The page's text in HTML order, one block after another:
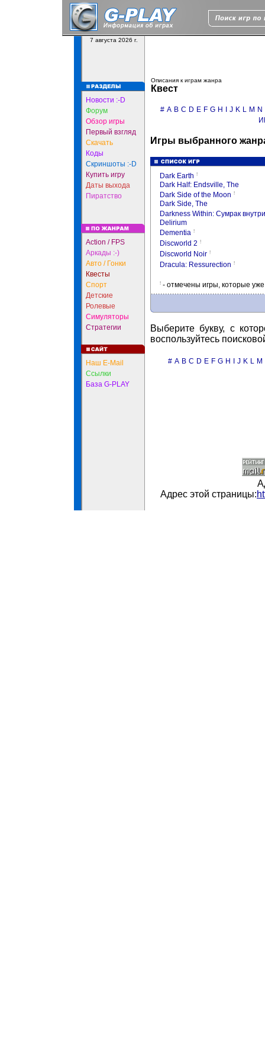
7 августа 2026 г.
Новости :-D
Форум
Обзор игры
Первый взгляд
Скачать
Коды
Скриншоты :-D
Купить игру
Даты выхода
Пиратство
Action / FPS
Аркады :-)
Авто / Гонки
Квесты
Спорт
Детские
Ролевые
Симуляторы
Стратегии
Наш E-Mail
Ссылки
База G-PLAY
Описания к играм жанра
Квест
# A B C D E F G H J K L M N
Игры выбранного
Dark Earth !
Dark Half: Endsville, The
Dark Side of the Moon !
Dark Side, The
Darkness Within: Сумрак
Delirium
Dementia !
Discworld 2 !
Discworld Noir !
Dracula: Ressurection !
! - отмечены игры, которые
Выберите букву, с
воспользуйтесь
# A B C D E F G H J K L M
Адрес этой страницы: